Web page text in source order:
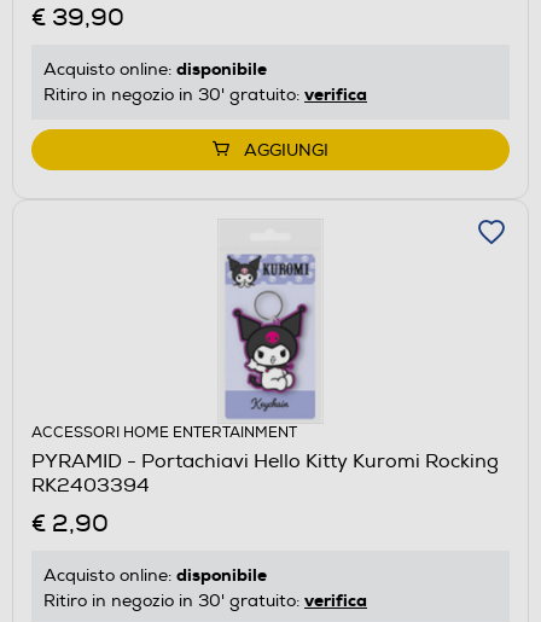
€ 39,90
Acquisto online: disponibile
Ritiro in negozio in 30' gratuito: verifica
AGGIUNGI
ACCESSORI HOME ENTERTAINMENT
PYRAMID - Portachiavi Hello Kitty Kuromi Rocking
RK2403394
€ 2,90
Acquisto online: disponibile
Ritiro in negozio in 30' gratuito: verifica